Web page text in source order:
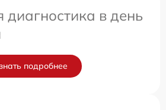
диагностика в день
подробнее